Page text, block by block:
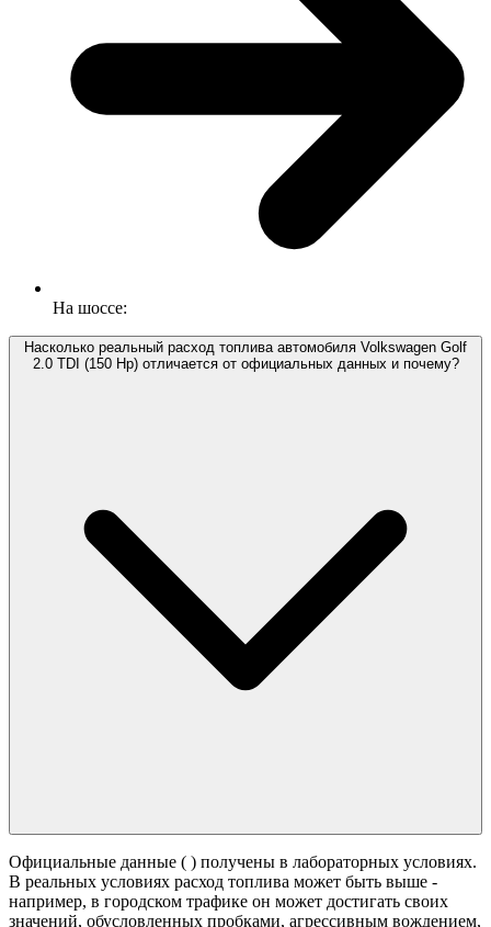
На шоссе:
Насколько реальный расход топлива автомобиля Volkswagen Golf
2.0 TDI (150 Hp) отличается от официальных данных и почему?
Официальные данные ( ) получены в лабораторных условиях.
В реальных условиях расход топлива может быть выше -
например, в городском трафике он может достигать своих
значений, обусловленных пробками, агрессивным вождением,